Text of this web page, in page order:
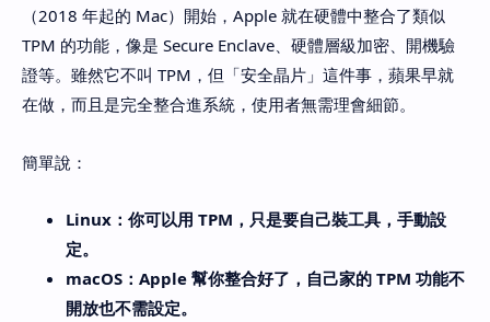
（2018 年起的 Mac）開始，Apple 就在硬體中整合了類似
TPM 的功能，像是 Secure Enclave、硬體層級加密、開機驗
證等。雖然它不叫 TPM，但「安全晶片」這件事，蘋果早就
在做，而且是完全整合進系統，使用者無需理會細節。
簡單說：
Linux：你可以用 TPM，只是要自己裝工具，手動設
定。
macOS：Apple 幫你整合好了，自己家的 TPM 功能不
開放也不需設定。